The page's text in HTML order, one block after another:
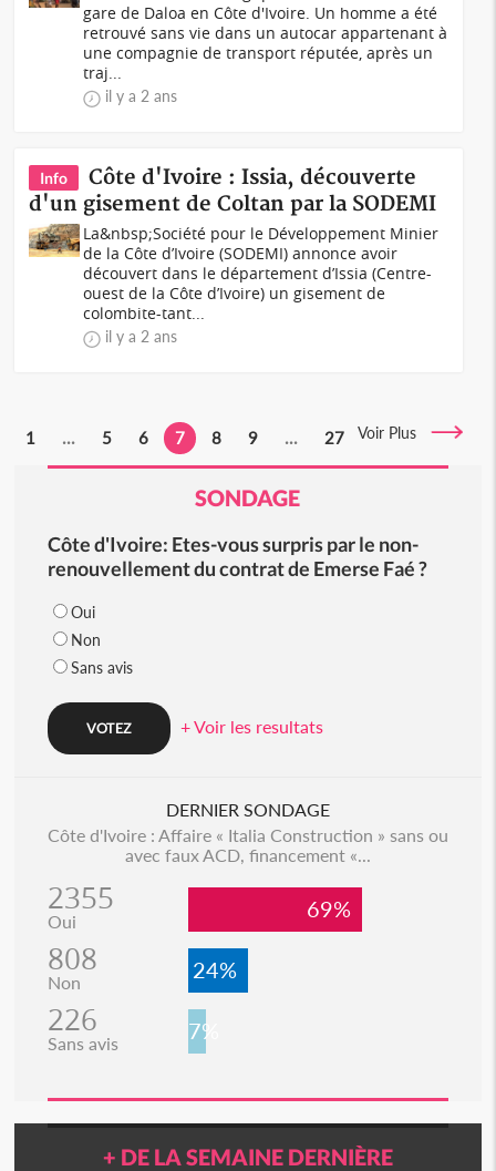
gare de Daloa en Côte d'Ivoire. Un homme a été
retrouvé sans vie dans un autocar appartenant à
une compagnie de transport réputée, après un
traj...
il y a 2 ans
Info
Côte d'Ivoire : Issia, découverte
d'un gisement de Coltan par la SODEMI
La&nbsp;Société pour le Développement Minier
de la Côte d’Ivoire (SODEMI) annonce avoir
découvert dans le département d’Issia (Centre-
ouest de la Côte d’Ivoire) un gisement de
colombite-tant...
il y a 2 ans
1 ... 5 6 7 8 9 ... 27 Voir Plus
SONDAGE
Côte d'Ivoire: Etes-vous surpris par le non-
renouvellement du contrat de Emerse Faé ?
Oui
Non
Sans avis
+ Voir les resultats
DERNIER SONDAGE
Côte d'Ivoire : Affaire « Italia Construction » sans ou
avec faux ACD, financement «...
2355
Oui 69%
808
Non 24%
226
Sans avis 7%
+ DE LA SEMAINE DERNIÈRE